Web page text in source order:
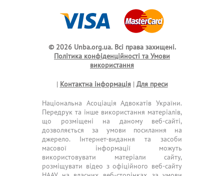
© 2026 Unba.org.ua. Всі права захищені.
Політика конфіденційності та Умови
використання
| Контактна інформація| Для преси
Національна Асоціація Адвокатів України.
Передрук та інше використання матеріалів,
що розміщені на даному веб-сайті,
дозволяється за умови посилання на
джерело. Інтернет-видання та засоби
масової інформації можуть
використовувати матеріали сайту,
розміщувати відео з офіційного веб-сайту